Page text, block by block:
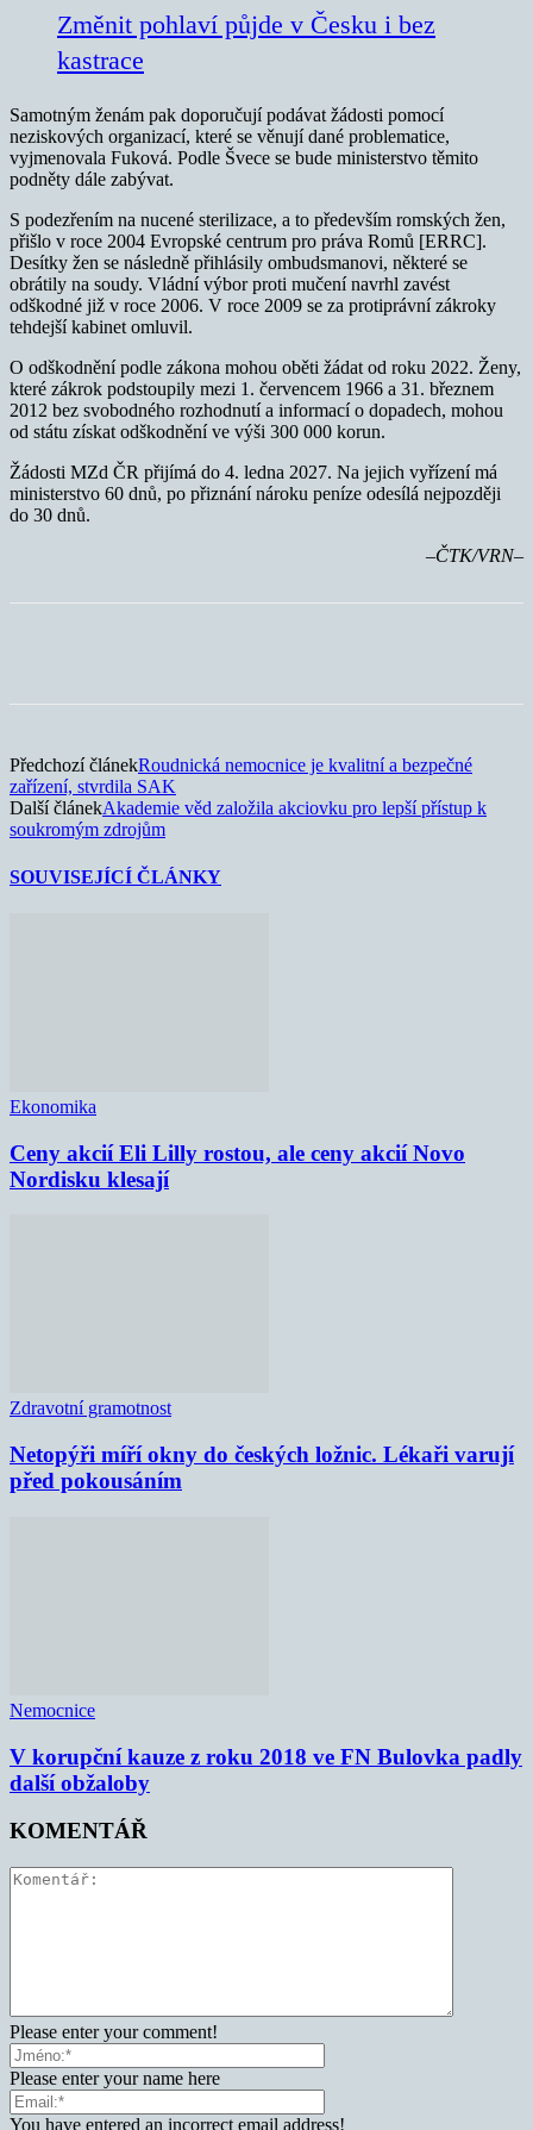
Změnit pohlaví půjde v Česku i bez
kastrace
Samotným ženám pak doporučují podávat žádosti pomocí
neziskových organizací, které se věnují dané problematice,
vyjmenovala Fuková. Podle Švece se bude ministerstvo těmito
podněty dále zabývat.
S podezřením na nucené sterilizace, a to především romských žen,
přišlo v roce 2004 Evropské centrum pro práva Romů [ERRC].
Desítky žen se následně přihlásily ombudsmanovi, některé se
obrátily na soudy. Vládní výbor proti mučení navrhl zavést
odškodné již v roce 2006. V roce 2009 se za protiprávní zákroky
tehdejší kabinet omluvil.
O odškodnění podle zákona mohou oběti žádat od roku 2022. Ženy,
které zákrok podstoupily mezi 1. červencem 1966 a 31. březnem
2012 bez svobodného rozhodnutí a informací o dopadech, mohou
od státu získat odškodnění ve výši 300 000 korun.
Žádosti MZd ČR přijímá do 4. ledna 2027. Na jejich vyřízení má
ministerstvo 60 dnů, po přiznání nároku peníze odesílá nejpozději
do 30 dnů.
–ČTK/VRN–
Předchozí článekRoudnická nemocnice je kvalitní a bezpečné
zařízení, stvrdila SAK
Další článekAkademie věd založila akciovku pro lepší přístup k
soukromým zdrojům
SOUVISEJÍCÍ ČLÁNKY
Ekonomika
Ceny akcií Eli Lilly rostou, ale ceny akcií Novo
Nordisku klesají
Zdravotní gramotnost
Netopýři míří okny do českých ložnic. Lékaři varují
před pokousáním
Nemocnice
V korupční kauze z roku 2018 ve FN Bulovka padly
další obžaloby
KOMENTÁŘ
Please enter your comment!
Please enter your name here
You have entered an incorrect email address!